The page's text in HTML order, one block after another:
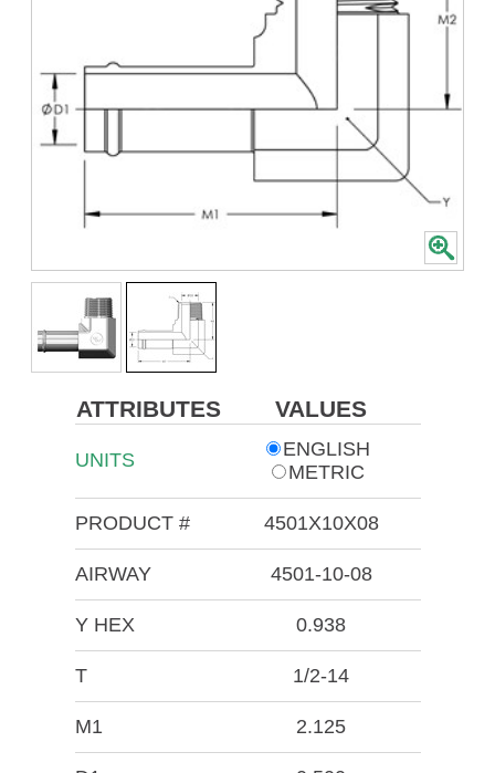
ATTRIBUTES VALUES
UNITS
ENGLISH
METRIC
PRODUCT # 4501X10X08
AIRWAY 4501-10-08
Y HEX 0.938
T 1/2-14
M1 2.125